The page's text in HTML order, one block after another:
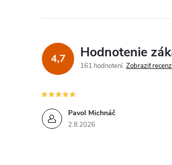
4,7 Hodnotenie
161 hodnotení Zobraziť
Pavol Michnáč
2.8.2026